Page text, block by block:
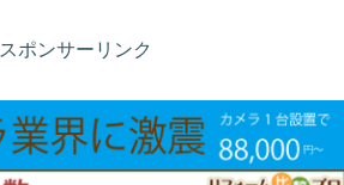
スポンサーリンク